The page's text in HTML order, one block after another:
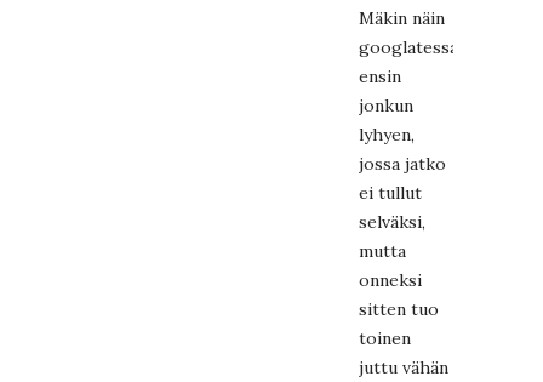
Mäkin näin
googlatessa
ensin
jonkun
lyhyen,
jossa jatko
ei tullut
selväksi,
mutta
onneksi
sitten tuo
toinen
juttu vähän